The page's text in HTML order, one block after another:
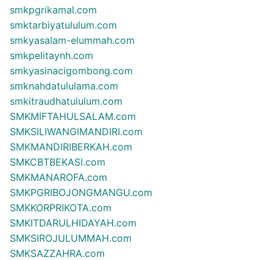
smkpgrikamal.com
smktarbiyatululum.com
smkyasalam-elummah.com
smkpelitaynh.com
smkyasinacigombong.com
smknahdatululama.com
smkitraudhatululum.com
SMKMIFTAHULSALAM.com
SMKSILIWANGIMANDIRI.com
SMKMANDIRIBERKAH.com
SMKCBTBEKASI.com
SMKMANAROFA.com
SMKPGRIBOJONGMANGU.com
SMKKORPRIKOTA.com
SMKITDARULHIDAYAH.com
SMKSIROJULUMMAH.com
SMKSAZZAHRA.com